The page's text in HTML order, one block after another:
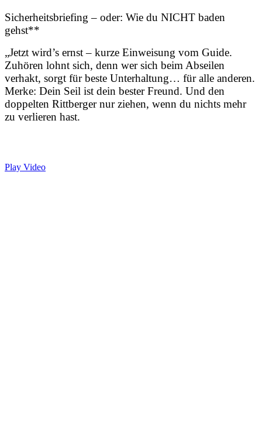
Sicherheitsbriefing – oder: Wie du NICHT baden
gehst**
„Jetzt wird’s ernst – kurze Einweisung vom Guide.
Zuhören lohnt sich, denn wer sich beim Abseilen
verhakt, sorgt für beste Unterhaltung… für alle anderen.
Merke: Dein Seil ist dein bester Freund. Und den
doppelten Rittberger nur ziehen, wenn du nichts mehr
zu verlieren hast.
Play Video